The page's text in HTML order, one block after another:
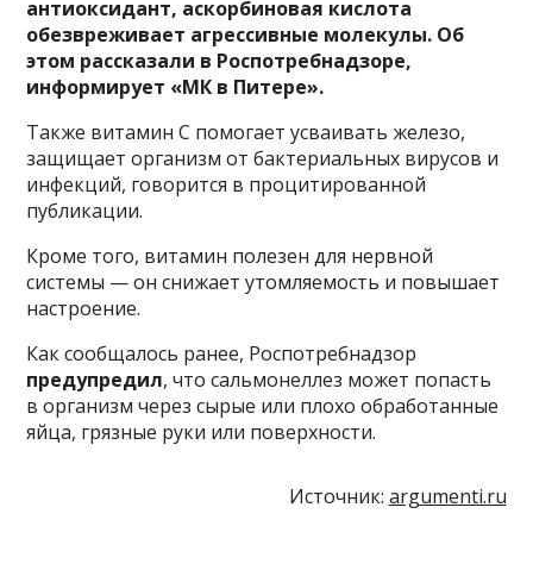
антиоксидант, аскорбиновая кислота
обезвреживает агрессивные молекулы. Об
этом рассказали в Роспотребнадзоре,
информирует «МК в Питере».
Также витамин С помогает усваивать железо,
защищает организм от бактериальных вирусов и
инфекций, говорится в процитированной
публикации.
Кроме того, витамин полезен для нервной
системы — он снижает утомляемость и повышает
настроение.
Как сообщалось ранее, Роспотребнадзор
предупредил, что сальмонеллез может попасть
в организм через сырые или плохо обработанные
яйца, грязные руки или поверхности.
Источник: argumenti.ru